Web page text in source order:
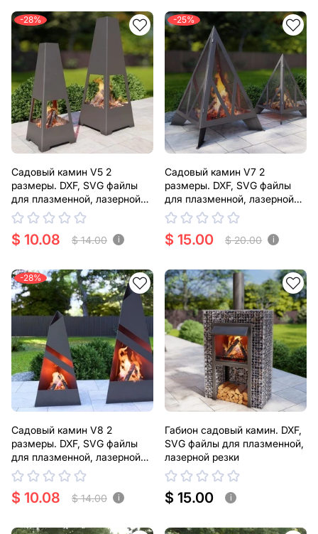
-28%
Садовый камин V5 2
размеры. DXF, SVG файлы
для плазменной, лазерной
резки
$ 10.08 $ 14.00 i
-25%
Садовый камин V7 2
размеры. DXF, SVG файлы
для плазменной, лазерной
резки
$ 15.00 $ 20.00 i
-28%
Садовый камин V8 2
размеры. DXF, SVG файлы
для плазменной, лазерной
резки
$ 10.08 $ 14.00 i
Габион садовый камин. DXF,
SVG файлы для плазменной,
лазерной резки
$ 15.00 i